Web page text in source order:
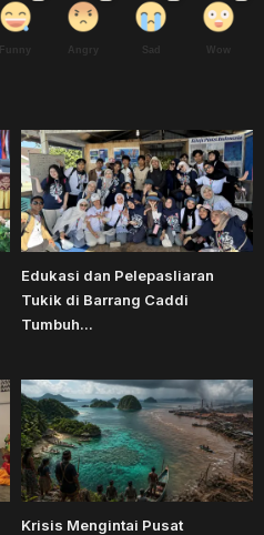
Funny Angry Sad Wow
Edukasi dan Pelepasliaran
Tukik di Barrang Caddi
Tumbuh...
Krisis Mengintai Pusat